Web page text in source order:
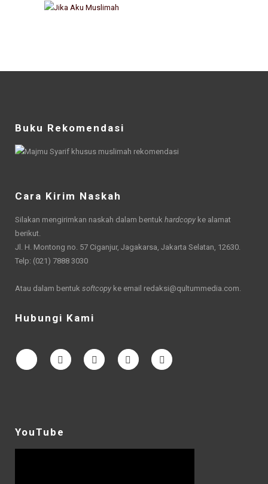
Buku Rekomendasi
Cara Kirim Naskah
Silakan mengirimkan naskah dalam bentuk hardcopy ke alamat
berikut.
Jl. H. Montong no. 57 Ciganjur, Jagakarsa, Jakarta Selatan, 12630.
Telp: (021) 7888 3030
Atau dalam bentuk softcopy ke email redaksi@qultummedia.com
Hubungi Kami
YouTube